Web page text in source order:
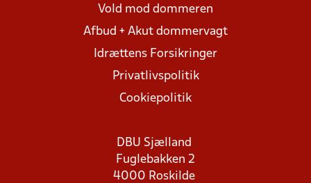
Vold mod dommeren
Afbud + Akut dommervagt
Idrættens Forsikringer
Privatlivspolitik
Cookiepolitik
DBU Sjælland
Fuglebakken 2
4000 Roskilde